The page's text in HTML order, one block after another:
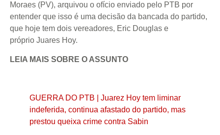
Moraes (PV), arquivou o ofício enviado pelo PTB por
entender que isso é uma decisão da bancada do partido,
que hoje tem dois vereadores, Eric Douglas e
próprio Juares Hoy.
LEIA MAIS SOBRE O ASSUNTO
GUERRA DO PTB | Juarez Hoy tem liminar
indeferida, continua afastado do partido, mas
prestou queixa crime contra Sabin